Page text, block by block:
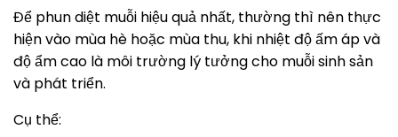
Để phun diệt muỗi hiệu quả nhất, thường thì nên thực
hiện vào mùa hè hoặc mùa thu, khi nhiệt độ ấm áp và
độ ẩm cao là môi trường lý tưởng cho muỗi sinh sản
và phát triển.
Cụ thể: